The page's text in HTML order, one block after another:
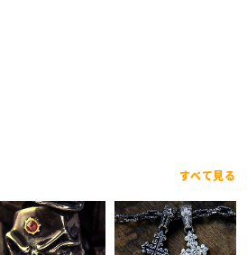
すべて見る